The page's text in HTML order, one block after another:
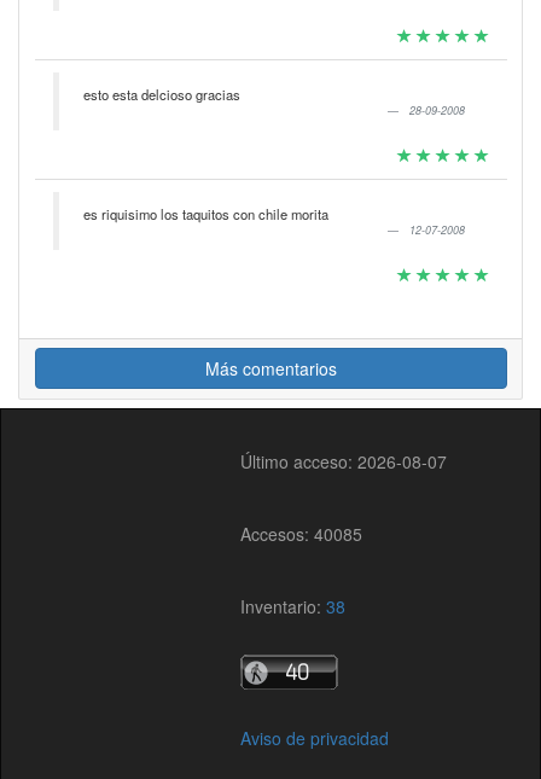
esto esta delcioso gracias
28-09-2008
es riquisimo los taquitos con chile morita
12-07-2008
Más comentarios
Último acceso: 2026-08-07
Accesos: 40085
Inventario:38
Aviso de privacidad